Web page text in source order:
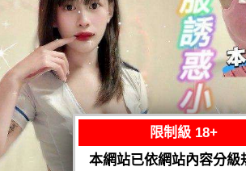
限制級 18+
本網站已依網站內容分級